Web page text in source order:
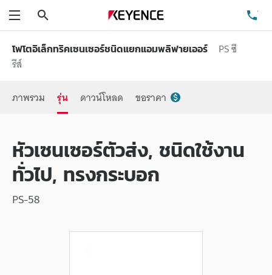
โฟโตอิเล็กทริคเซนเซอร์ชนิดแยกแอมพลิฟายเออร์
PS ซี
รีส์
ภาพรวม
รุ่น ดาวน์โหลด ขอราคา
หัวเซนเซอร์ตัวส่ง, ชนิดใช้งาน
ทั่วไป, ทรงกระบอก
PS-58